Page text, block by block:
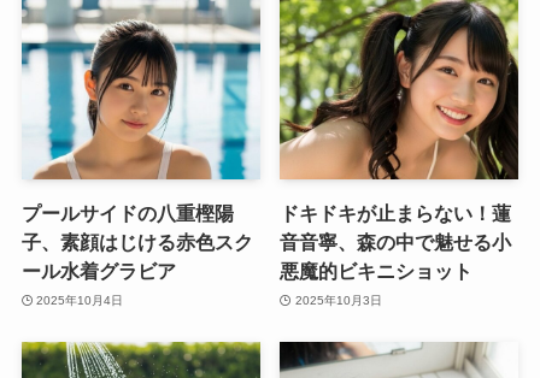
プールサイドの八重樫陽
子、素顔はじける赤色スク
ール水着グラビア
2025年10月4日
ドキドキが止まらない！蓮
音音寧、森の中で魅せる小
悪魔的ビキニショット
2025年10月3日